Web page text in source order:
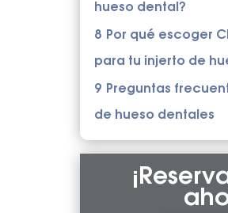
hueso dental?
8 Por qué escoger
para tu injerto de
9 Preguntas
de hueso dentales